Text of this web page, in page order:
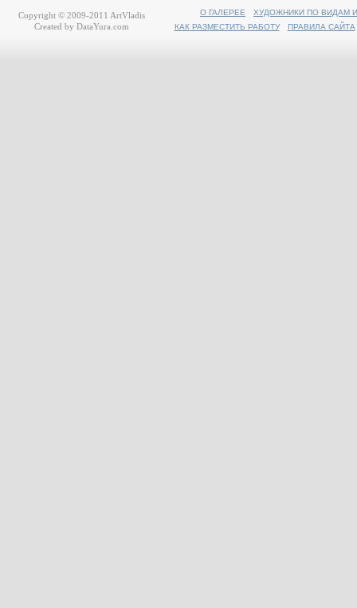
О ГАЛЕРЕЕ
ХУДОЖНИКИ ПО ВИДАМ
КАК РАЗМЕСТИТЬ РАБОТУ
ПРАВИЛА САЙТА
Copyright © 2009-2011 ArtVladis
Created by DataYura.com